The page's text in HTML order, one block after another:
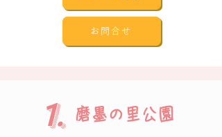
お問合せ
磨墨の里公園
1.